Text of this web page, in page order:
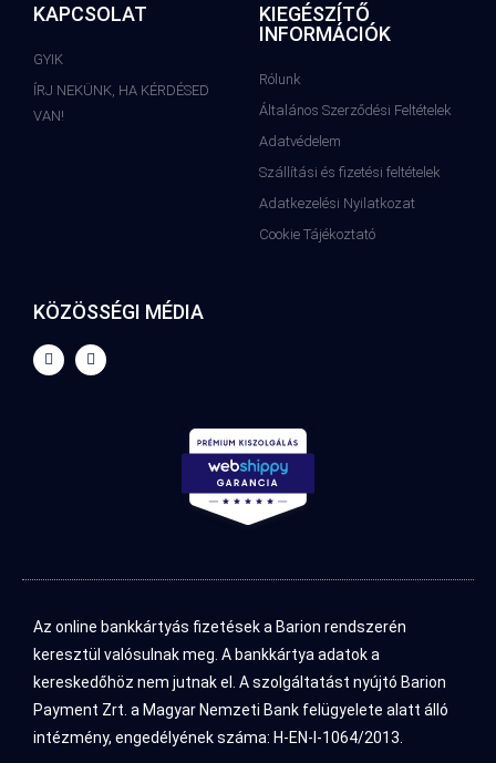
KAPCSOLAT
GYIK
ÍRJ NEKÜNK, HA KÉRDÉSED
VAN!
KIEGÉSZÍTŐ
INFORMÁCIÓK
Rólunk
Általános Szerződési Feltételek
Adatvédelem
Szállítási és fizetési feltételek
Adatkezelési Nyilatkozat
Cookie Tájékoztató
KÖZÖSSÉGI MÉDIA
Az online bankkártyás fizetések a Barion rendszerén
keresztül valósulnak meg. A bankkártya adatok a
kereskedőhöz nem jutnak el. A szolgáltatást nyújtó Barion
Payment Zrt. a Magyar Nemzeti Bank felügyelete alatt álló
intézmény, engedélyének száma: H-EN-I-1064/2013.